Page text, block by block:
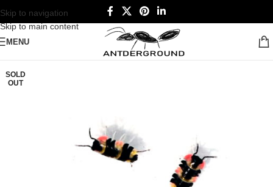
Skip to navigation
Skip to main content
MENU
SOLD
OUT